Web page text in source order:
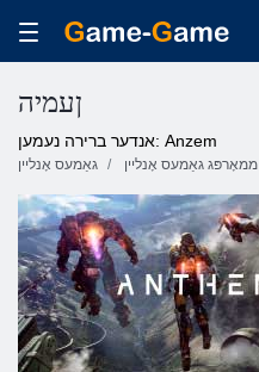
ןעמיה
אנדער ברירה נעמען: Anzem
גאַמעס אָנליין ממאָרפּג גאַמעס אָנליין